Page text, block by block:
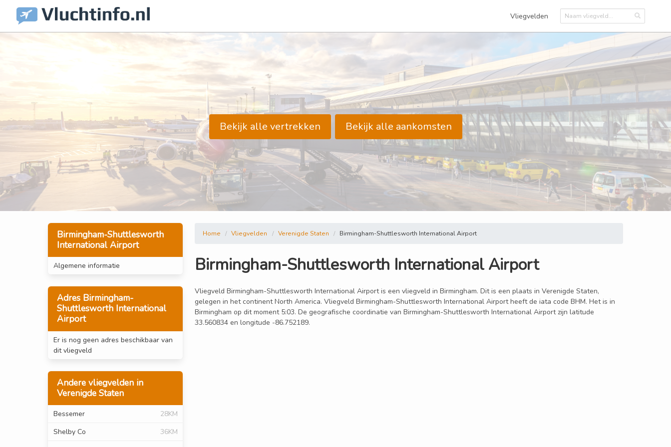
Vliegvelden
Bekijk alle vertrekken Bekijk alle aankomsten
Birmingham-Shuttlesworth
International Airport
Algemene informatie
Adres Birmingham-
Shuttlesworth International
Airport
Er is nog geen adres beschikbaar van
dit vliegveld
Andere vliegvelden in
Verenigde Staten
Bessemer
28KM
Shelby Co
36KM
Home Vliegvelden Verenigde Staten Birmingham-Shuttlesworth International Airport
Birmingham-Shuttlesworth International Airport
Vliegveld Birmingham-Shuttlesworth International Airport is een vliegveld in Birmingham. Dit is een plaats in Verenigde Staten,
gelegen in het continent North America. Vliegveld Birmingham-Shuttlesworth International Airport heeft de iata code BHM. Het is in
Birmingham op dit moment 5:03. De geografische coordinatie van Birmingham-Shuttlesworth International Airport zijn latitude
33.560834 en longitude -86.752189.